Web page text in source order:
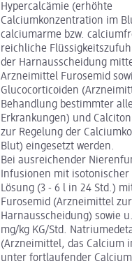
Hypercalcämie (erhöhte
Calciumkonzentration im
calciumarme bzw.
reichliche
der Harnausscheidung
Arzneimittel Furosemid
Glucocorticoiden
Behandlung bestimmter
Erkrankungen) und
zur Regelung der
Blut) eingesetzt werden.
Bei ausreichender
Infusionen mit isotonischer
Lösung (3 - 6 l in 24 Std.)
Furosemid (Arzneimittel
Harnausscheidung) sowie
mg/kg KG/Std.
(Arzneimittel, das Calcium
unter fortlaufender